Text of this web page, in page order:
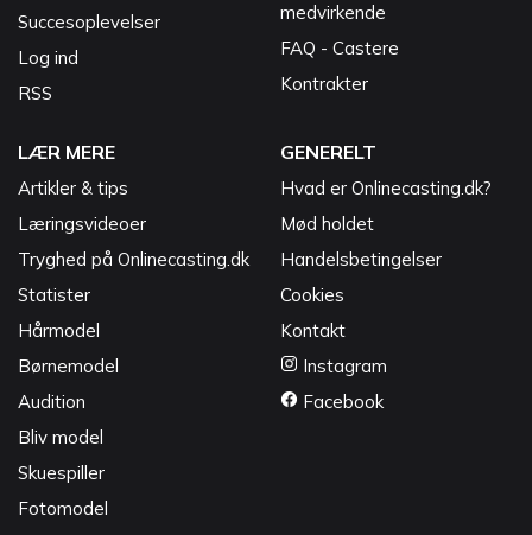
Succesoplevelser
Log ind
RSS
medvirkende
FAQ - Castere
Kontrakter
LÆR MERE
Artikler & tips
Læringsvideoer
Tryghed på Onlinecasting.dk
Statister
Hårmodel
Børnemodel
Audition
Bliv model
Skuespiller
Fotomodel
GENERELT
Hvad er Onlinecasting.dk?
Mød holdet
Handelsbetingelser
Cookies
Kontakt
Instagram
Facebook